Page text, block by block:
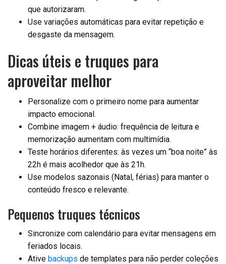
que autorizaram.
Use variações automáticas para evitar repetição e
desgaste da mensagem.
Dicas úteis e truques para
aproveitar melhor
Personalize com o primeiro nome para aumentar
impacto emocional.
Combine imagem + áudio: frequência de leitura e
memorização aumentam com multimídia.
Teste horários diferentes: às vezes um “boa noite” às
22h é mais acolhedor que às 21h.
Use modelos sazonais (Natal, férias) para manter o
conteúdo fresco e relevante.
Pequenos truques técnicos
Sincronize com calendário para evitar mensagens em
feriados locais.
Ative backups de templates para não perder coleções